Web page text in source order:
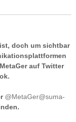
doch um sichtbar
auf Twitter
@MetaGer@suma-